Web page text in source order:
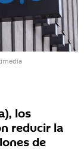
los
reducir la
de